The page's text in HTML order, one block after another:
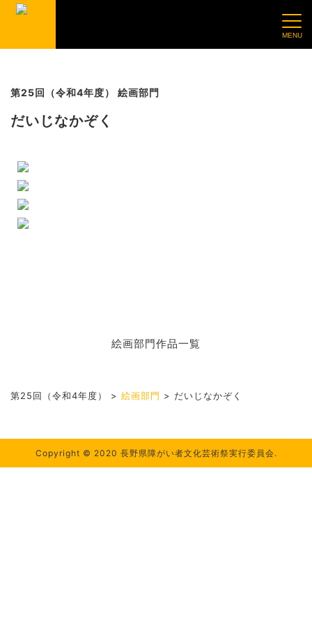
第25回（令和4年度） 絵画部門
だいじなかぞく
絵画部門作品一覧
第25回（令和4年度） > 絵画部門 > だいじなかぞく
Copyright © 2020 長野県障がい者文化芸術祭実行委員会.